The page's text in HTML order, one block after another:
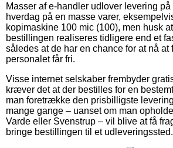
Masser af e-handler udlover levering
hverdag på en masse varer,
kopimaskine 100 mic (100), men husk
bestillingen realiseres tidligere end et
således at de har en chance for at nå at
personalet får fri.
Visse internet selskaber frembyder
kræver det at der bestilles for en
man foretrække den prisbilligste
mange gange – uanset om man
Varde eller Svenstrup – vil blive at få
bringe bestillingen til et udleveringssted.